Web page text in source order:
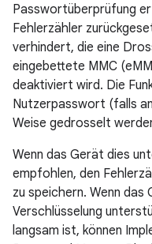
Passwortüberprüfung
Fehlerzähler
verhindert, die eine
eingebettete MMC
deaktiviert wird. Die
Nutzerpasswort (falls
Weise gedrosselt
Wenn das Gerät dies
empfohlen, den
zu speichern. Wenn
Verschlüsselung
langsam ist, können